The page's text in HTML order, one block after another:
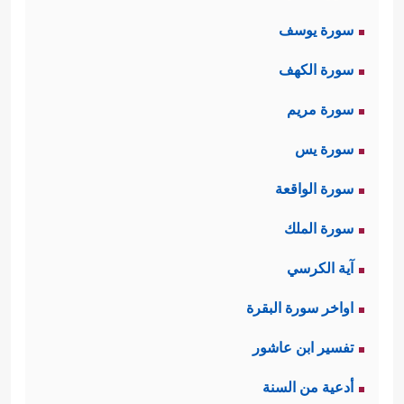
سورة يوسف
سورة الكهف
سورة مريم
سورة يس
سورة الواقعة
سورة الملك
آية الكرسي
اواخر سورة البقرة
تفسير ابن عاشور
أدعية من السنة